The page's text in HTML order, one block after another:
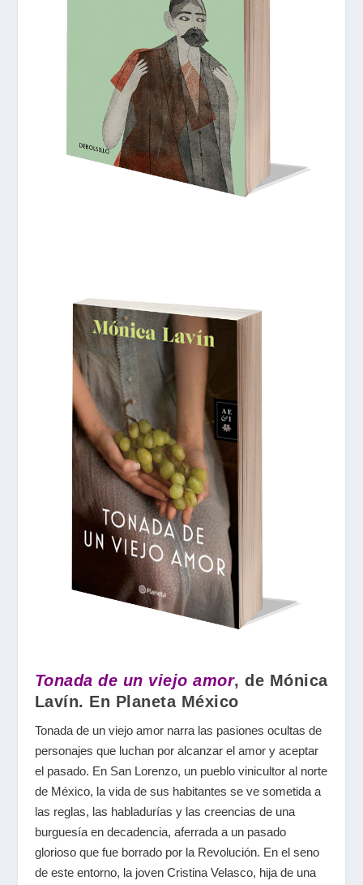
Tonada de un viejo amor, de Mónica
Lavín. En Planeta México
Tonada de un viejo amor narra las pasiones ocultas de
personajes que luchan por alcanzar el amor y aceptar
el pasado. En San Lorenzo, un pueblo vinicultor al norte
de México, la vida de sus habitantes se ve sometida a
las reglas, las habladurías y las creencias de una
burguesía en decadencia, aferrada a un pasado
glorioso que fue borrado por la Revolución. En el seno
de este entorno, la joven Cristina Velasco, hija de una